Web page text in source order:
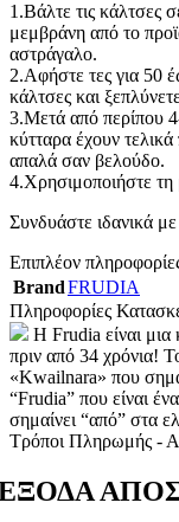
1.Βάλτε τις κάλτσες
μεμβράνη από το
αστράγαλο.
2.Αφήστε τες για 50
κάλτσες και
3.Μετά από περίπου
κύτταρα έχουν
απαλά σαν βελούδο.
4.Χρησιμοποιήστε
Συνδυάστε ιδανικά
Επιπλέον
BrandFRUDIA
Πληροφορίες
Η Frudia είναι μια
πριν από 34 χρόνια!
«Kwailnara» που
“Frudia” που είναι
σημαίνει “από” στα
Τρόποι Πληρωμής -